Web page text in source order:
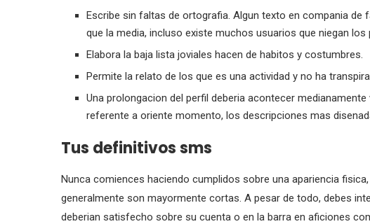
Escribe sin faltas de ortografia. Algun texto en compania
que la media, incluso existe muchos usuarios que niegan los
Elabora la baja lista joviales hacen de habitos y costumbres.
Permite la relato de los que es una actividad y no ha
Una prolongacion del perfil deberia acontecer
referente a oriente momento, los descripciones mas
Tus definitivos sms
Nunca comiences haciendo cumplidos sobre una apariencia
generalmente son mayormente cortas. A pesar de todo, debes
deberian satisfecho sobre su cuenta o en la barra en aficiones